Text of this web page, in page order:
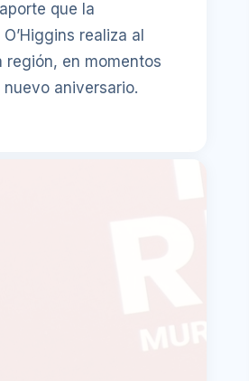
que la
realiza al
región, en momentos
aniversario.